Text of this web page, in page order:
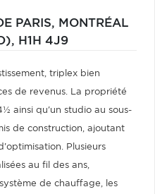
PARIS, MONTRÉAL
H1H 4J9
triplex bien
de revenus. La propriété
ainsi qu'un studio au sous-
de construction, ajoutant
Plusieurs
au fil des ans,
de chauffage, les